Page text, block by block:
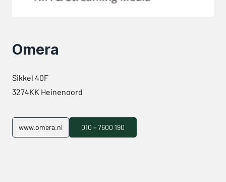
Omera
Sikkel 40F
3274KK Heinenoord
www.omera.nl 010 – 7600 190